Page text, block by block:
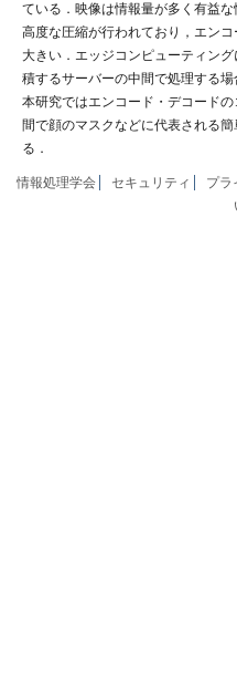
ている．映像は情報量が多く有益
高度な圧縮が行われており，エン
大きい．エッジコンピューティン
積するサーバーの中間で処理する
本研究ではエンコード・デコード
間で顔のマスクなどに代表される
る．
情報処理学会 セキュリティ プラ